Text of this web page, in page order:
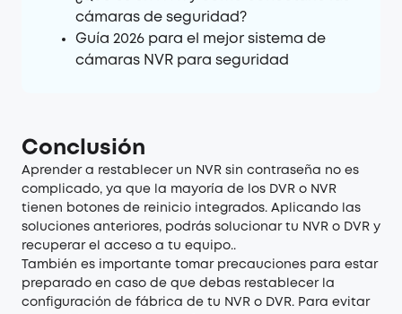
cámaras de seguridad?
Guía 2026 para el mejor sistema de
cámaras NVR para seguridad
Conclusión
Aprender a restablecer un NVR sin contraseña no es
complicado, ya que la mayoría de los DVR o NVR
tienen botones de reinicio integrados. Aplicando las
soluciones anteriores, podrás solucionar tu NVR o DVR y
recuperar el acceso a tu equipo..
También es importante tomar precauciones para estar
preparado en caso de que debas restablecer la
configuración de fábrica de tu NVR o DVR. Para evitar